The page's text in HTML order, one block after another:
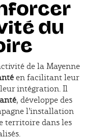
du
de la Mayenne
en facilitant leur
intégration. Il
, développe des
l’installation
territoire dans les